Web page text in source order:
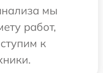
мы
работ,
к